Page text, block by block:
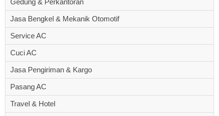
Gedung & Perkantoran
Jasa Bengkel & Mekanik Otomotif
Service AC
Cuci AC
Jasa Pengiriman & Kargo
Pasang AC
Travel & Hotel